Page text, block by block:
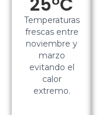
Temperaturas
frescas entre
noviembre y
marzo
evitando el
calor
extremo.